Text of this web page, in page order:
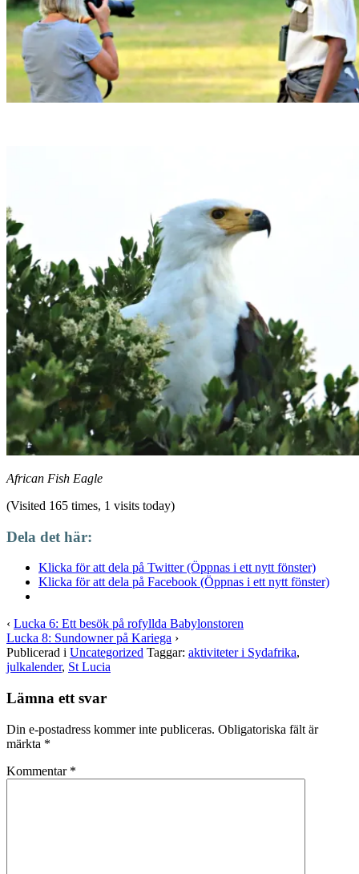
African Fish Eagle
(Visited 165 times, 1 visits today)
Dela det här:
Klicka för att dela på Twitter (Öppnas i ett nytt fönster)
Klicka för att dela på Facebook (Öppnas i ett nytt fönster)
‹ Lucka 6: Ett besök på rofyllda Babylonstoren
Lucka 8: Sundowner på Kariega ›
Publicerad i Uncategorized Taggar: aktiviteter i Sydafrika,
julkalender, St Lucia
Lämna ett svar
Din e-postadress kommer inte publiceras. Obligatoriska fält är
märkta *
Kommentar *